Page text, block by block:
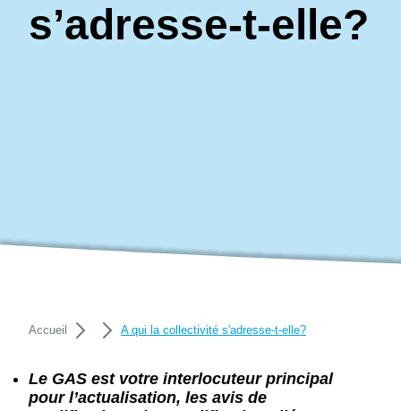
s’adresse-t-elle?
Accueil A qui la collectivité s'adresse-t-elle?
Le GAS est votre interlocuteur principal
pour l’actualisation, les avis de